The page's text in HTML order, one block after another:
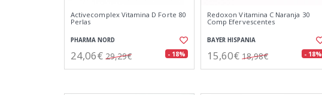
Activecomplex Vitamina D Forte 80
Perlas
PHARMA NORD
24,06€ 29,29€ - 18%
Redoxon Vitamina C Naranja 30
Comp Efervescentes
BAYER HISPANIA
15,60€ 18,98€ - 18%